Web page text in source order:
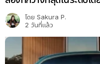
โดย Sakura P.
2 วันที่แล้ว